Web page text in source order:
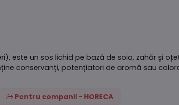
este un sos lichid pe bază de soia, zahăr și
conservanți, potențiatori de aromă sau
Pentru companii - HORECA